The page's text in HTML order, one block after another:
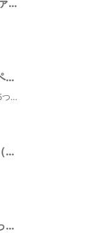
那須温泉 ペット＆スパホテル 那須ワン
お客様の声総合5つ星■1日限定４組貸切風呂■室内ドッグランあり♪
田島山公園（神奈川県藤沢市）
古井戸ちびっ子広場（愛知県大府市）